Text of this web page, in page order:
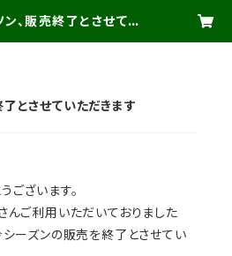
、販売終了とさせてい
とさせていただきます
ございます。
んご利用いただいておりました
シーズンの販売を終了とさせてい